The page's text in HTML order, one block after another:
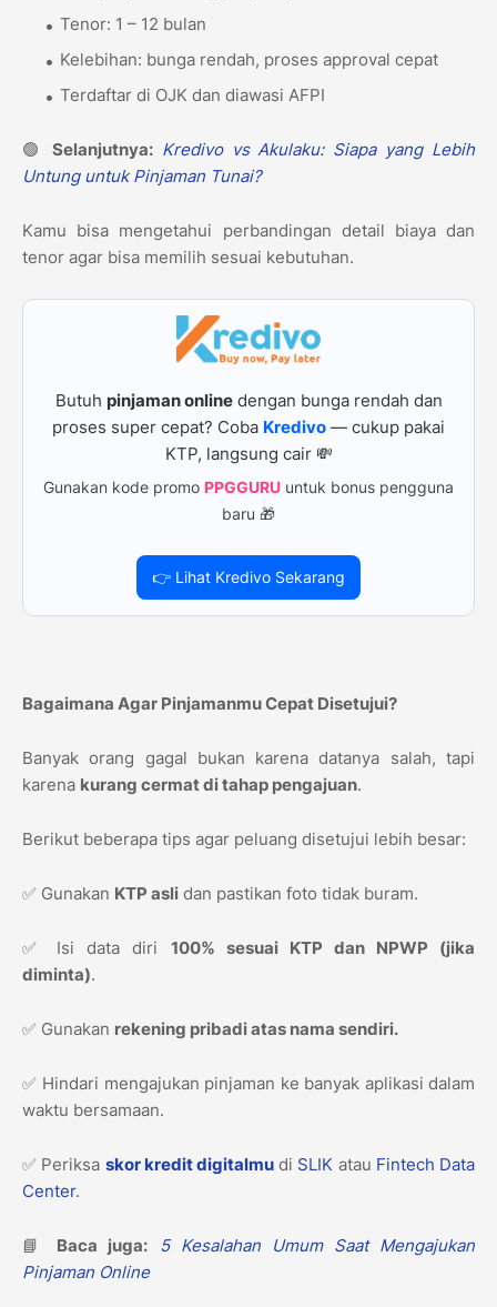
Tenor: 1 – 12 bulan
Kelebihan: bunga rendah, proses approval cepat
Terdaftar di OJK dan diawasi AFPI
🟢 Selanjutnya: Kredivo vs Akulaku: Siapa yang Lebih
Untung untuk Pinjaman Tunai?
Kamu bisa mengetahui perbandingan detail biaya dan
tenor agar bisa memilih sesuai kebutuhan.
Butuh pinjaman onlinedengan bunga rendah dan
proses super cepat? Coba Kredivo — cukup pakai
KTP, langsung cair 💸
Gunakan kode promo PPGGURU untuk bonus pengguna
baru 🎁
👉 Lihat Kredivo Sekarang
Bagaimana Agar Pinjamanmu Cepat Disetujui?
Banyak orang gagal bukan karena datanya salah, tapi
karena kurang cermat di tahap pengajuan.
Berikut beberapa tips agar peluang disetujui lebih besar:
✅ Gunakan KTP asli dan pastikan foto tidak buram.
✅ Isi data diri 100% sesuai KTP dan NPWP (jika
diminta).
✅ Gunakan rekening pribadi atas nama sendiri.
✅ Hindari mengajukan pinjaman ke banyak aplikasi dalam
waktu bersamaan.
✅ Periksa skor kredit digitalmu di SLIK atau Fintech Data
Center.
📘 Baca juga:
5 Kesalahan Umum Saat Mengajukan
Pinjaman Online